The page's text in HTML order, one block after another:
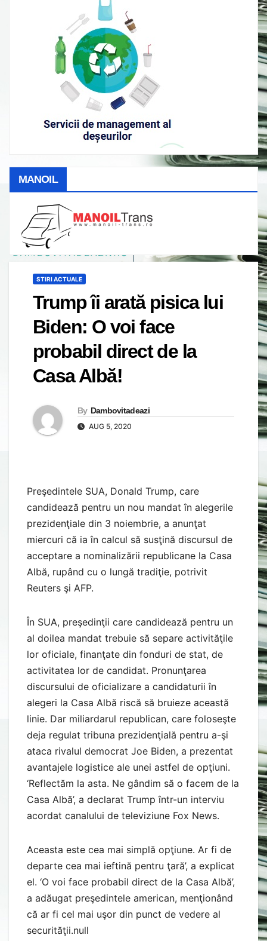
MANOIL
STIRI ACTUALE
Trump îi arată pisica lui
Biden: O voi face
probabil direct de la
Casa Albă!
By Dambovitadeazi
AUG 5, 2020
Preşedintele SUA, Donald Trump, care
candidează pentru un nou mandat în alegerile
prezidenţiale din 3 noiembrie, a anunţat
miercuri că ia în calcul să susţină discursul de
acceptare a nominalizării republicane la Casa
Albă, rupând cu o lungă tradiţie, potrivit
Reuters şi AFP.
În SUA, preşedinţii care candidează pentru un
al doilea mandat trebuie să separe activităţile
lor oficiale, finanţate din fonduri de stat, de
activitatea lor de candidat. Pronunţarea
discursului de oficializare a candidaturii în
alegeri la Casa Albă riscă să bruieze această
linie. Dar miliardarul republican, care foloseşte
deja regulat tribuna prezidenţială pentru a-şi
ataca rivalul democrat Joe Biden, a prezentat
avantajele logistice ale unei astfel de opţiuni.
‘Reflectăm la asta. Ne gândim să o facem de la
Casa Albă’, a declarat Trump într-un interviu
acordat canalului de televiziune Fox News.
Aceasta este cea mai simplă opţiune. Ar fi de
departe cea mai ieftină pentru ţară’, a explicat
el. ‘O voi face probabil direct de la Casa Albă’,
a adăugat preşedintele american, menţionând
că ar fi cel mai uşor din punct de vedere al
securităţii.null